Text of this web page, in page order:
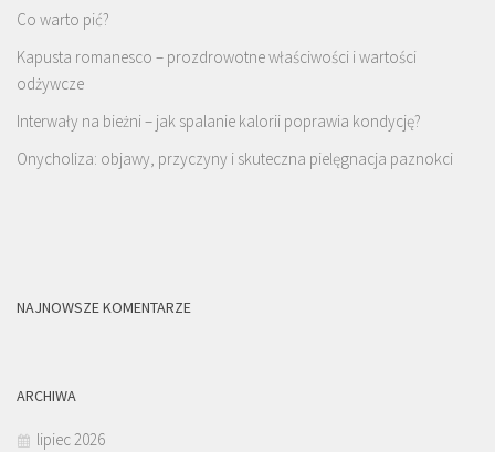
Co warto pić?
Kapusta romanesco – prozdrowotne właściwości i wartości
odżywcze
Interwały na bieżni – jak spalanie kalorii poprawia kondycję?
Onycholiza: objawy, przyczyny i skuteczna pielęgnacja paznokci
NAJNOWSZE KOMENTARZE
ARCHIWA
lipiec 2026